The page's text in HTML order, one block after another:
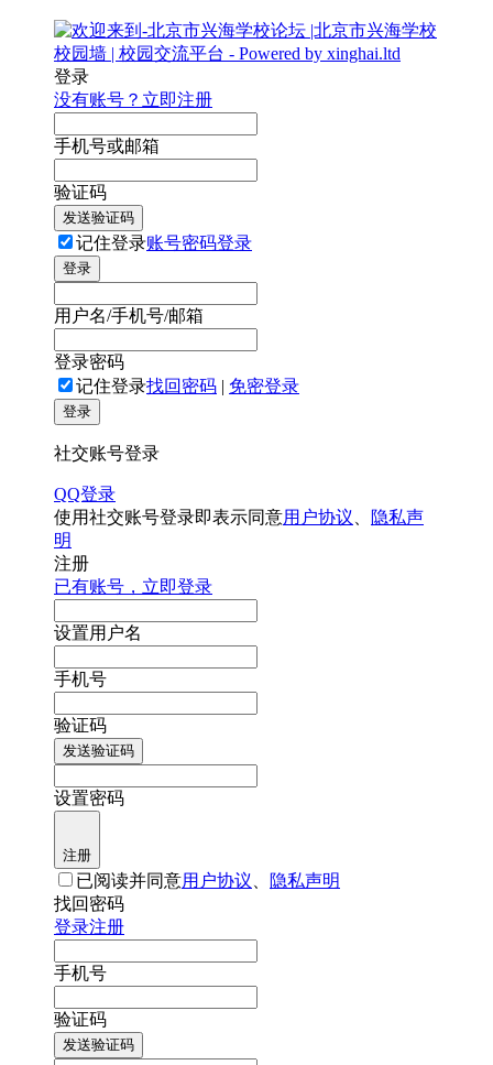
登录
没有账号？立即注册
手机号或邮箱
验证码
发送验证码
记住登录账号密码登录
登录
用户名/手机号/邮箱
登录密码
记住登录找回密码 | 免密登录
登录
社交账号登录
QQ登录
使用社交账号登录即表示同意用户协议
隐私声
明
注册
已有账号，立即登录
设置用户名
手机号
验证码
发送验证码
设置密码
注册
已阅读并同意用户协议
隐私声明
找回密码
登录注册
手机号
验证码
发送验证码